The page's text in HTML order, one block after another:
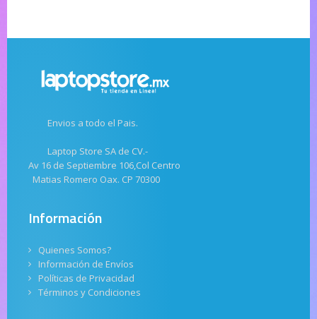
Envios a todo el Pais.
Laptop Store SA de CV.-
Av 16 de Septiembre 106,Col Centro
Matias Romero Oax. CP 70300
Información
Quienes Somos?
Información de Envíos
Políticas de Privacidad
Términos y Condiciones